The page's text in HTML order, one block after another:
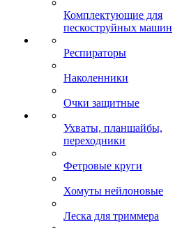
Комплектующие для
пескоструйных машин
Респираторы
Наколенники
Очки защитные
Ухваты, планшайбы,
переходники
Фетровые круги
Хомуты нейлоновые
Леска для триммера